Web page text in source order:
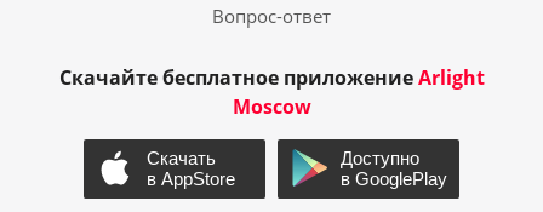
Вопрос-ответ
Скачайте бесплатное приложениеArlight
Moscow